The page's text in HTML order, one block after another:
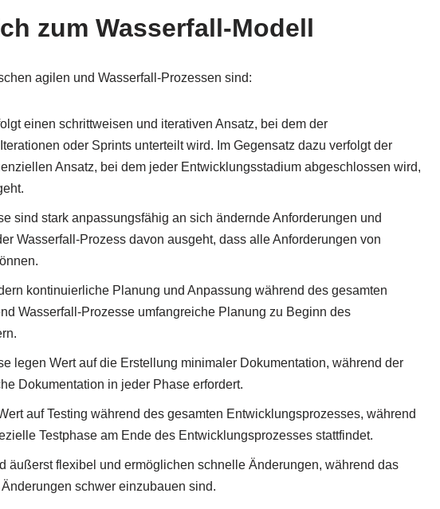
zum Wasserfall-Modell
agilen und Wasserfall-Prozessen sind:
einen schrittweisen und iterativen Ansatz, bei dem der
oder Sprints unterteilt wird. Im Gegensatz dazu verfolgt der
Ansatz, bei dem jeder Entwicklungsstadium abgeschlossen wird,
sind stark anpassungsfähig an sich ändernde Anforderungen und
Wasserfall-Prozess davon ausgeht, dass alle Anforderungen von
kontinuierliche Planung und Anpassung während des gesamten
Wasserfall-Prozesse umfangreiche Planung zu Beginn des
legen Wert auf die Erstellung minimaler Dokumentation, während der
Dokumentation in jeder Phase erfordert.
auf Testing während des gesamten Entwicklungsprozesses, während
Testphase am Ende des Entwicklungsprozesses stattfindet.
äußerst flexibel und ermöglichen schnelle Änderungen, während das
schwer einzubauen sind.